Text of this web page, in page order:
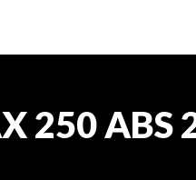
250 ABS